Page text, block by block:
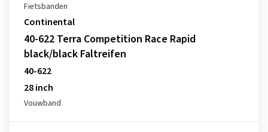
Fietsbanden
Continental
40-622 Terra Competition Race Rapid
black/black Faltreifen
40-622
28 inch
Vouwband